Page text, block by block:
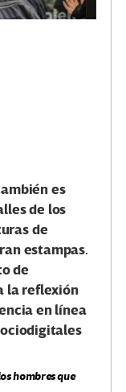
es
de los
de
estampas.
de
la reflexión
en línea
hombres que